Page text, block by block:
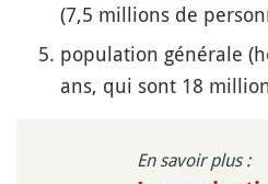
(7,5 millions de
population générale
ans, qui sont 18
En savoir plus :